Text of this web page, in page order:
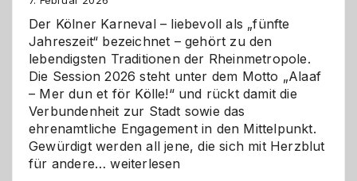
Der Kölner Karneval – liebevoll als „fünfte
Jahreszeit“ bezeichnet – gehört zu den
lebendigsten Traditionen der Rheinmetropole.
Die Session 2026 steht unter dem Motto „Alaaf
– Mer dun et för Kölle!“ und rückt damit die
Verbundenheit zur Stadt sowie das
ehrenamtliche Engagement in den Mittelpunkt.
Gewürdigt werden all jene, die sich mit Herzblut
für andere…Kölner
weiterlesen